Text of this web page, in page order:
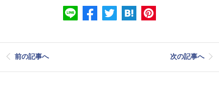
前の記事へ 次の記事へ